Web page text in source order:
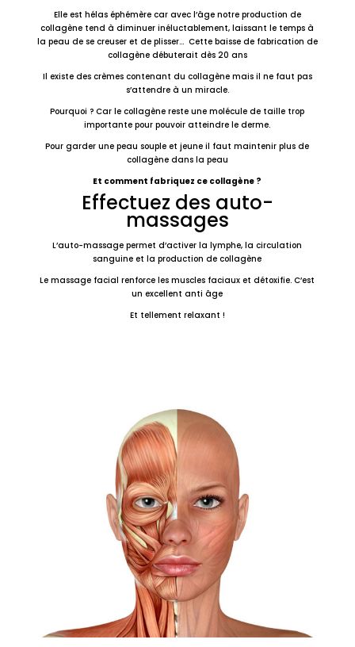
Elle est hélas éphémère car avec l’âge notre production de
collagène tend à diminuer inéluctablement, laissant le temps à
la peau de se creuser et de plisser… Cette baisse de fabrication de
collagène débuterait dès 20 ans
Il existe des crèmes contenant du collagène mais il ne faut pas
s’attendre à un miracle.
Pourquoi ? Car le collagène reste une molécule de taille trop
importante pour pouvoir atteindre le derme.
Pour garder une peau souple et jeune il faut maintenir plus de
collagène dans la peau
Et comment fabriquez ce collagène ?
Effectuez des auto-
massages
L’auto-massage permet d’activer la lymphe, la circulation
sanguine et la production de collagène
Le massage facial renforce les muscles faciaux et détoxifie. C’est
un excellent anti âge
Et tellement relaxant !